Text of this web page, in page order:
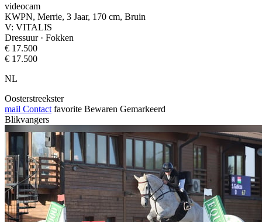
videocam
KWPN, Merrie, 3 Jaar, 170 cm, Bruin
V: VITALIS
Dressuur · Fokken
€ 17.500
€ 17.500
NL
Oosterstreekster
mail Contact favorite Bewaren Gemarkeerd
Blikvangers